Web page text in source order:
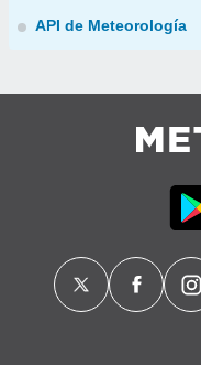
API de Meteorología